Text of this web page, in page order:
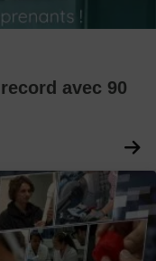
avec 90